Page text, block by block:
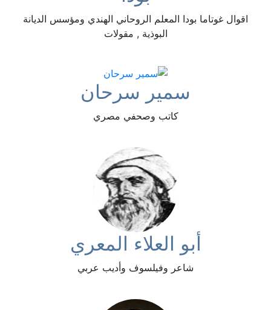
اقوال غوتاما بودا المعلم الروحاني الهندي ومؤسس الديانة
البوذية , مقولات
سمير سرحان
كاتب وصحفي مصري
أبو العلاء المعري
شاعر وفيلسوف وأديب عربي